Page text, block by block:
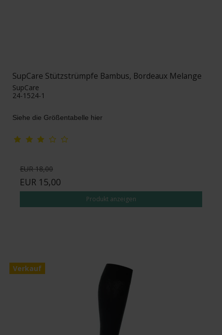
SupCare Stützstrümpfe Bambus, Bordeaux Melange
SupCare
24-1524-1
Siehe die Größentabelle hier
EUR 18,00
EUR 15,00
Produkt anzeigen
Verkauf